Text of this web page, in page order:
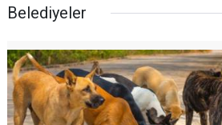
Belediyeler